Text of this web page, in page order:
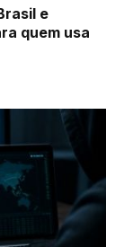
e
quem usa